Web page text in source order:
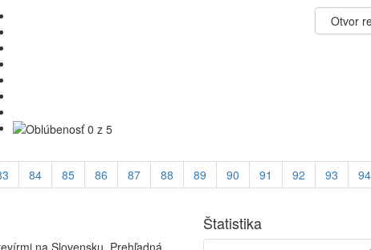
Otvor
84 85 86 87 88 89 90 91 92 93 94
Štatistika